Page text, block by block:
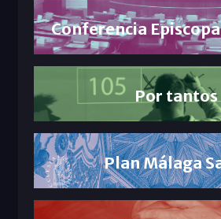
Conferencia
Por tantos
Plan Málaga